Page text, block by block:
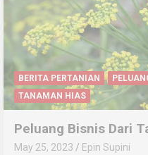
BERITA PERTANIAN
TANAMAN HIAS
Peluang Bisnis Dari
May 25, 2023 Epin Supini